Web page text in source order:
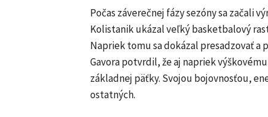
Počas záverečnej fázy sezóny sa začali
Kolistanik ukázal veľký basketbalový
Napriek tomu sa dokázal presadzovať
Gavora potvrdil, že aj napriek
základnej päťky. Svojou bojovnosťou,
ostatných.